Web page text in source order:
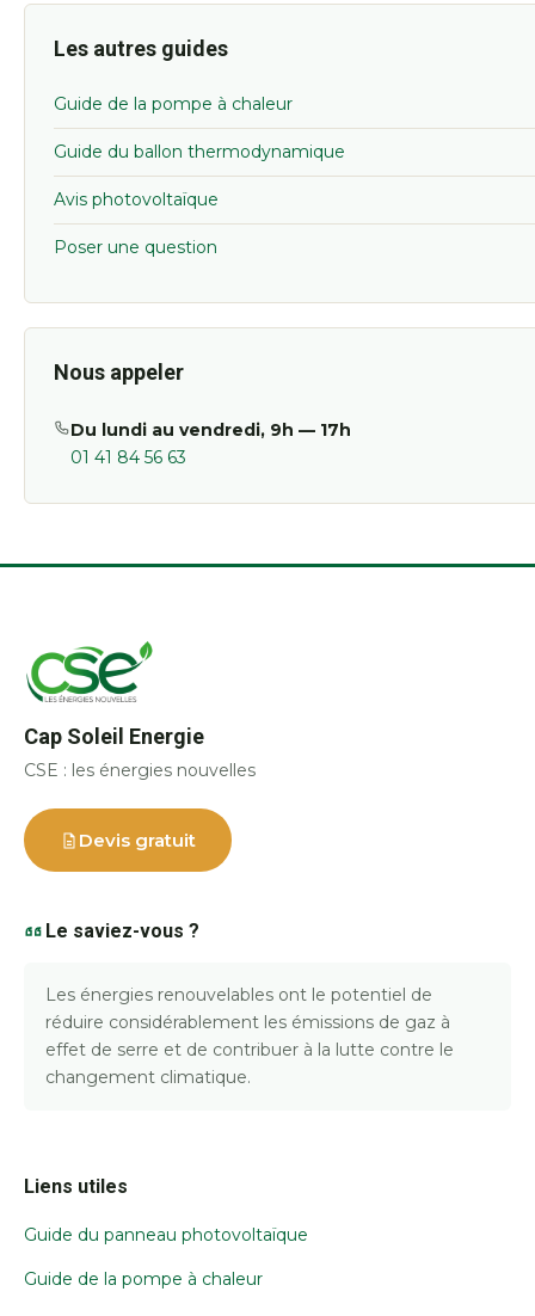
Les autres guides
Guide de la pompe à chaleur
Guide du ballon thermodynamique
Avis photovoltaïque
Poser une question
Nous appeler
Du lundi au vendredi, 9h — 17h
01 41 84 56 63
Cap Soleil Energie
CSE : les énergies nouvelles
Devis gratuit
Le saviez-vous ?
Les énergies renouvelables ont le potentiel de
réduire considérablement les émissions de gaz à
effet de serre et de contribuer à la lutte contre le
changement climatique.
Liens utiles
Guide du panneau photovoltaïque
Guide de la pompe à chaleur